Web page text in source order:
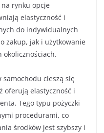
rynku opcje
elastyczność i
do indywidualnych
zakup, jak i użytkowanie
samochodu cieszą się
oferują elastyczność i
Tego typu pożyczki
procedurami, co
środków jest szybszy i